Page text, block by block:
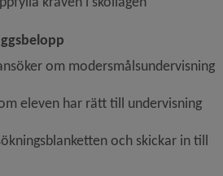
om modersmålsundervisning
eleven har rätt till undervisning
och skickar in till